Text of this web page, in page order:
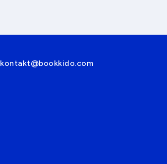
kontakt@bookkido.com